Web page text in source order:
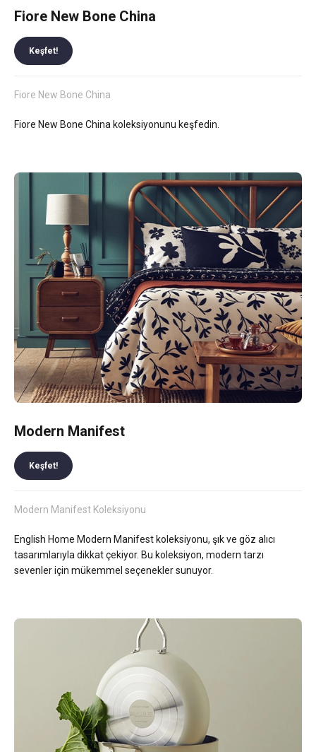
Fiore New Bone China
Keşfet!
Fiore New Bone China
Fiore New Bone China koleksiyonunu keşfedin.
Modern Manifest
Keşfet!
Modern Manifest Koleksiyonu
English Home Modern Manifest koleksiyonu, şık ve göz alıcı
tasarımlarıyla dikkat çekiyor. Bu koleksiyon, modern tarzı
sevenler için mükemmel seçenekler sunuyor.